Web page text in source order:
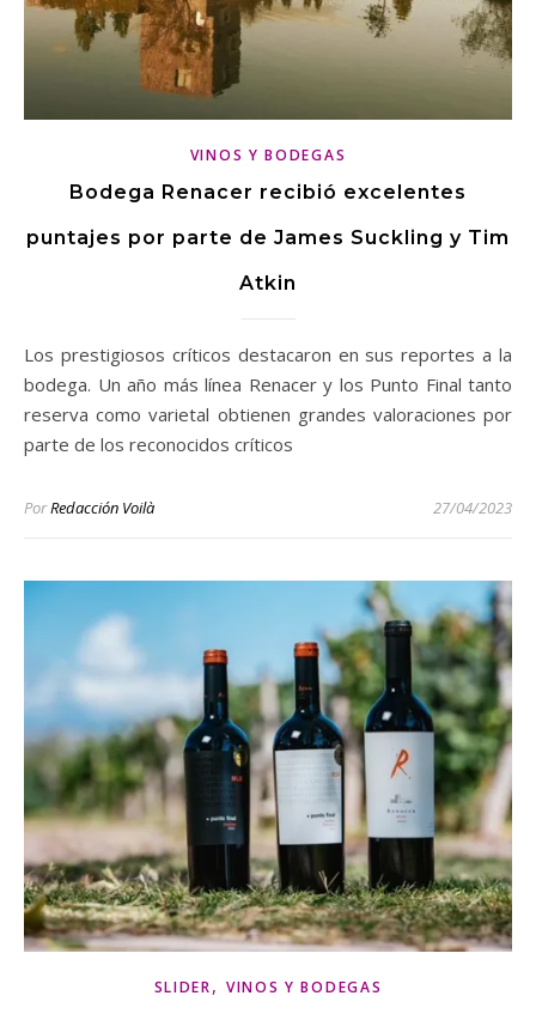
VINOS Y BODEGAS
Bodega Renacer recibió excelentes
puntajes por parte de James Suckling y Tim
Atkin
Los prestigiosos críticos destacaron en sus reportes a la
bodega. Un año más línea Renacer y los Punto Final tanto
reserva como varietal obtienen grandes valoraciones por
parte de los reconocidos críticos
PorRedacción Voilà 27/04/2023
SLIDER, VINOS Y BODEGAS